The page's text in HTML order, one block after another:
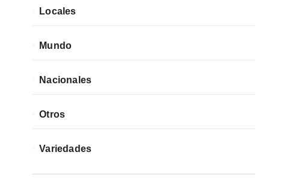
Locales
Mundo
Nacionales
Otros
Variedades